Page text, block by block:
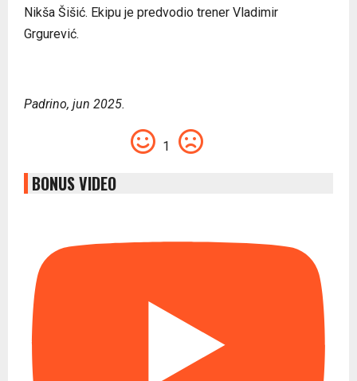
Nikša Šišić. Ekipu je predvodio trener Vladimir
Grgurević.
Padrino, jun 2025.
1
BONUS VIDEO